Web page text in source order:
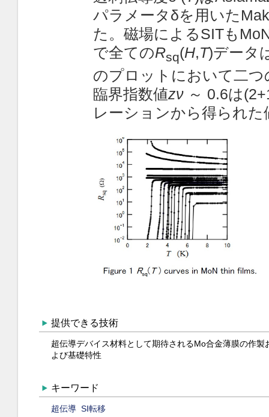
提供できる技術
超伝導デバイス材料として期待されるMo合金薄膜の作製
よび基礎特性
キーワード
超伝導 SI転移